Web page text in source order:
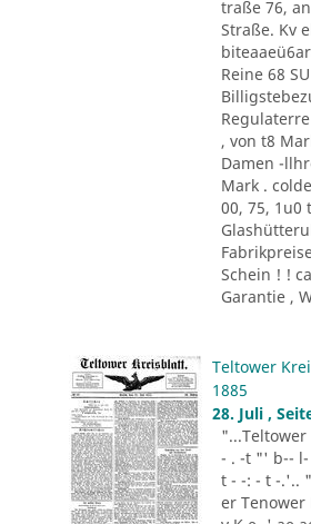
traße 76,
Straße. Kv
Reine 68
, von t8
Damen -
Mark .
00, 75, 1u0
Schein ! !
Garantie ,
Teltower
1885
28. Juli ,
"...Teltower
- . -t "' b-- l-
t - -: - t -.'..
er Tenower